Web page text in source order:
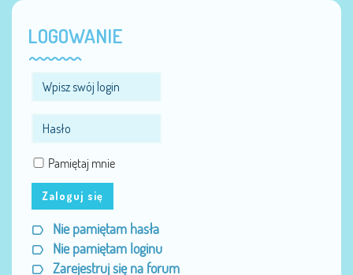
LOGOWANIE
Pamiętaj mnie
Zaloguj się
Nie pamiętam hasła
Nie pamiętam loginu
Zarejestruj się na forum